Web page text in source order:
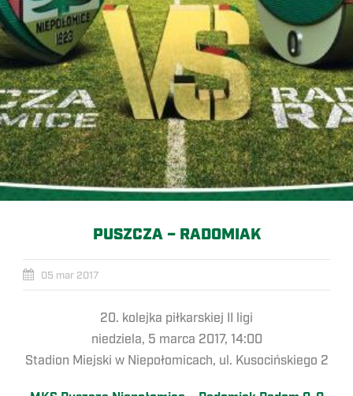
PUSZCZA – RADOMIAK
05 mar 2017
20. kolejka piłkarskiej II ligi
niedziela, 5 marca 2017, 14:00
Stadion Miejski w Niepołomicach, ul. Kusocińskiego 2